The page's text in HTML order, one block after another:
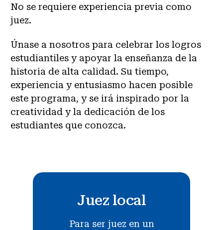
No se requiere experiencia previa como
juez.
Únase a nosotros para celebrar los logros
estudiantiles y apoyar la enseñanza de la
historia de alta calidad. Su tiempo,
experiencia y entusiasmo hacen posible
este programa, y se irá inspirado por la
creatividad y la dedicación de los
estudiantes que conozca.
Juez local
Para ser juez en un